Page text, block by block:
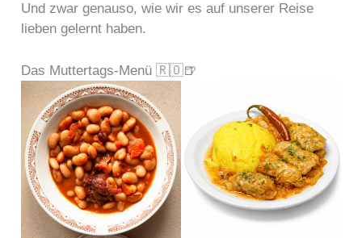
Und zwar genauso, wie wir es auf unserer Reise
lieben gelernt haben.
Das Muttertags-Menü 🇷🇴🍺